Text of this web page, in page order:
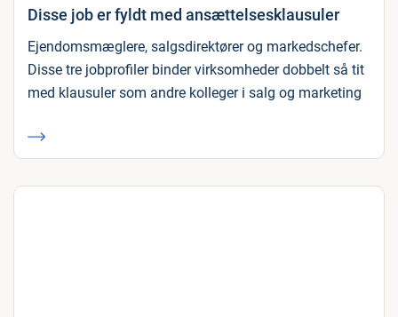
Disse job er fyldt med ansættelsesklausuler
Ejendomsmæglere, salgsdirektører og markedschefer.
Disse tre jobprofiler binder virksomheder dobbelt så tit
med klausuler som andre kolleger i salg og marketing